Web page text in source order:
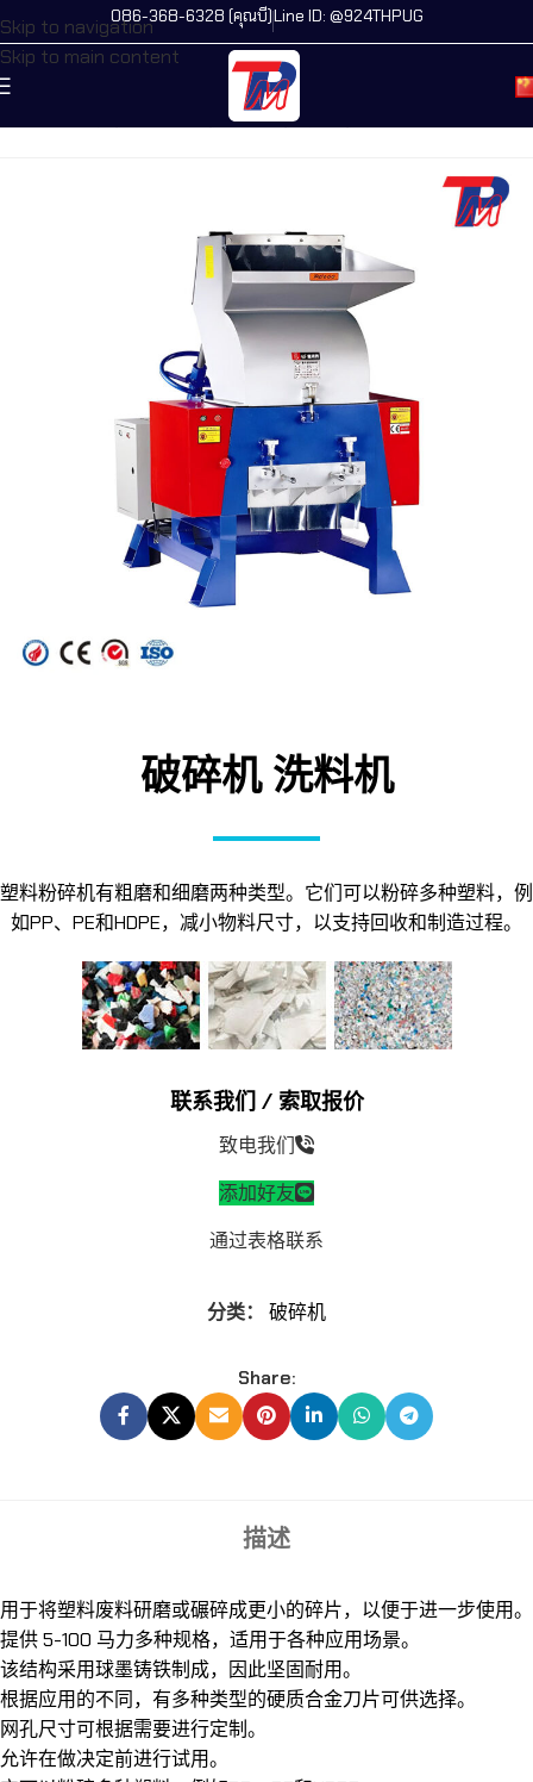
Skip to navigation
Skip to main content
086-368-6328 (คุณบี)Line ID: @924THPUG
/破碎机 洗料机
破碎机 洗料机
塑料粉碎机有粗磨和细磨两种类型。它们可以粉碎多种塑料，例
如PP、PE和HDPE，减小物料尺寸，以支持回收和制造过程。
联系我们 / 索取报价
致电我们
添加好友
通过表格联系
分类： 破碎机
Share:
描述
用于将塑料废料研磨或碾碎成更小的碎片，以便于进一步使用。
提供 5-100 马力多种规格，适用于各种应用场景。
该结构采用球墨铸铁制成，因此坚固耐用。
根据应用的不同，有多种类型的硬质合金刀片可供选择。
网孔尺寸可根据需要进行定制。
允许在做决定前进行试用。